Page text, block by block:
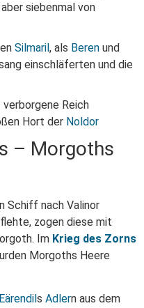
siebenmal von
Silmaril, als Beren und
einschläferten und die
Reich
Hort der Noldor
– Morgoths
Schiff nach Valinor
zogen diese mit
Im Krieg des Zorns
Morgoths Heere
Eärendil s Adlern aus dem